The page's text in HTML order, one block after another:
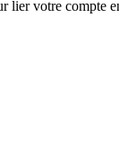
lier votre compte